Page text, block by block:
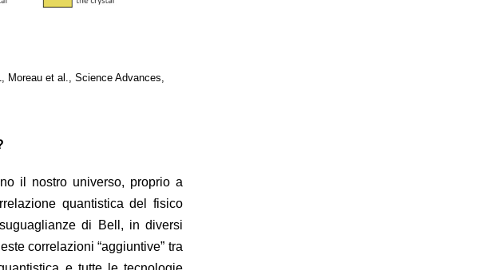
Moreau et al., Science Advances,
il nostro universo, proprio a
quantistica del fisico
di Bell, in diversi
correlazioni “aggiuntive” tra